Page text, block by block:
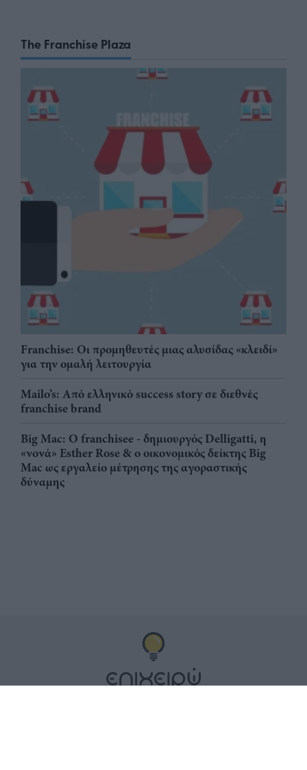
The Franchise Plaza
Franchise: Οι προμηθευτές μιας αλυσίδας «κλειδί»
για την ομαλή λειτουργία
Mailo’s: Από ελληνικό success story σε διεθνές
franchise brand
Big Mac: Ο franchisee - δημιουργός Delligatti, η
«νονά» Esther Rose & ο οικονομικός δείκτης Big
Mac ως εργαλείο μέτρησης της αγοραστικής
δύναμης